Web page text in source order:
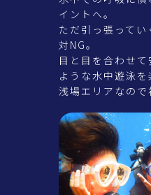
イントへ。
ただ引っ張って
対NG。
目と目を合わせ
ような水中遊泳を
浅場エリアなので